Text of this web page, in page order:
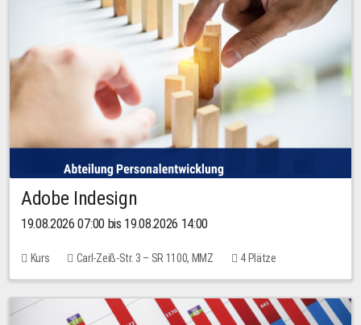
Adobe Indesign
19.08.2026 07:00 bis 19.08.2026 14:00
Kurs Carl-Zeiß-Str. 3 – SR 1100, MMZ 4 Plätze